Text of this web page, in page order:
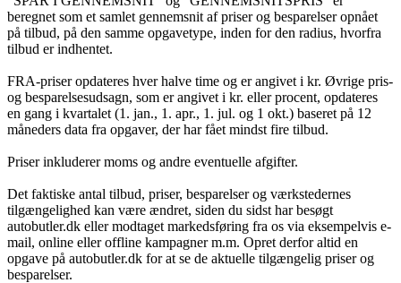
beregnet som et samlet gennemsnit af priser og besparelser opnået
på tilbud, på den samme opgavetype, inden for den radius, hvorfra
tilbud er indhentet.
FRA-priser opdateres hver halve time og er angivet i kr. Øvrige pris-
og besparelsesudsagn, som er angivet i kr. eller procent, opdateres
en gang i kvartalet (1. jan., 1. apr., 1. jul. og 1 okt.) baseret på 12
måneders data fra opgaver, der har fået mindst fire tilbud.
Priser inkluderer moms og andre eventuelle afgifter.
Det faktiske antal tilbud, priser, besparelser og værkstedernes
tilgængelighed kan være ændret, siden du sidst har besøgt
autobutler.dk eller modtaget markedsføring fra os via eksempelvis e-
mail, online eller offline kampagner m.m. Opret derfor altid en
opgave på autobutler.dk for at se de aktuelle tilgængelig priser og
besparelser.